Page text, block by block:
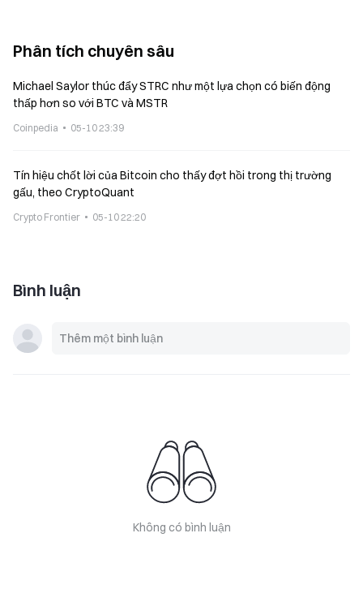
Phân tích chuyên sâu
Michael Saylor thúc đẩy STRC như một lựa chọn có biến động
thấp hơn so với BTC và MSTR
Coinpedia 05-10 23:39
Tín hiệu chốt lời của Bitcoin cho thấy đợt hồi trong thị trường
gấu, theo CryptoQuant
Crypto Frontier 05-10 22:20
Bình luận
Không có bình luận